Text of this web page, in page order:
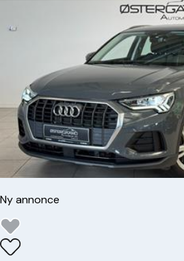
Ny annonce